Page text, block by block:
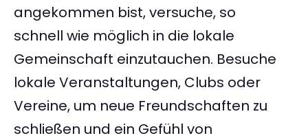
angekommen bist, versuche, so
schnell wie möglich in die lokale
Gemeinschaft einzutauchen. Besuche
lokale Veranstaltungen, Clubs oder
Vereine, um neue Freundschaften zu
schließen und ein Gefühl von